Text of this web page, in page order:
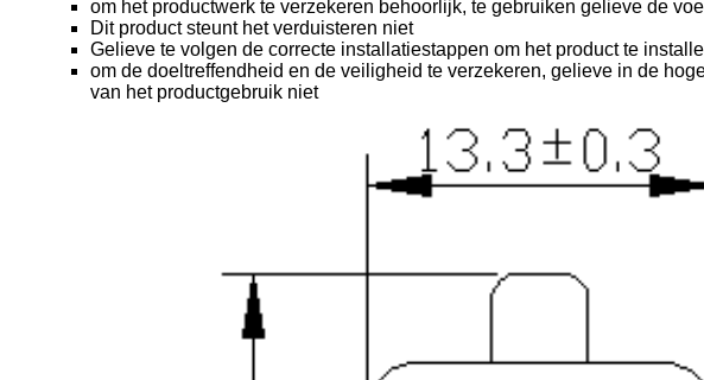
om het productwerk te verzekeren behoorlijk, te gebruiken gelieve de
Dit product steunt het verduisteren niet
Gelieve te volgen de correcte installatiestappen om het product te
om de doeltreffendheid en de veiligheid te verzekeren, gelieve in de
van het productgebruik niet